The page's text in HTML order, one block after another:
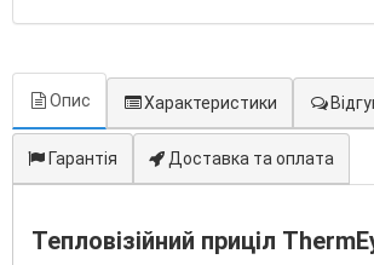
Опис Характеристики
Гарантія Доставка та оплата
Тепловізійний приціл